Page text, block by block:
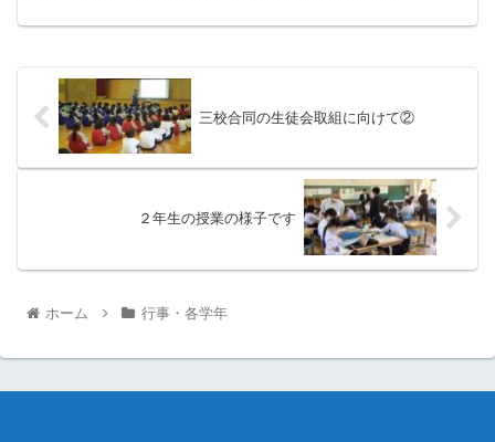
三校合同の生徒会取組に向けて②
２年生の授業の様子です
ホーム 行事・各学年